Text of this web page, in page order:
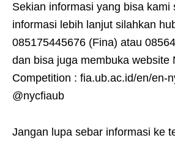
Sekian informasi yang bisa kami
informasi lebih lanjut silahkan
085175445676 (Fina) atau
dan bisa juga membuka website
Competition : fia.ub.ac.id/en/en-
@nycfiaub
Jangan lupa sebar informasi ke